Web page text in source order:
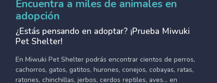
Encuentra a miles de animales en
adopción
¿Estás pensando en adoptar? ¡Prueba Miwuki
Pet Shelter!
En Miwuki Pet Shelter podrás encontrar cientos de perros,
cachorros, gatos, gatitos, hurones, conejos, cobayas, ratas,
ratones, chinchillas, jerbos, cerdos reptiles, aves... en